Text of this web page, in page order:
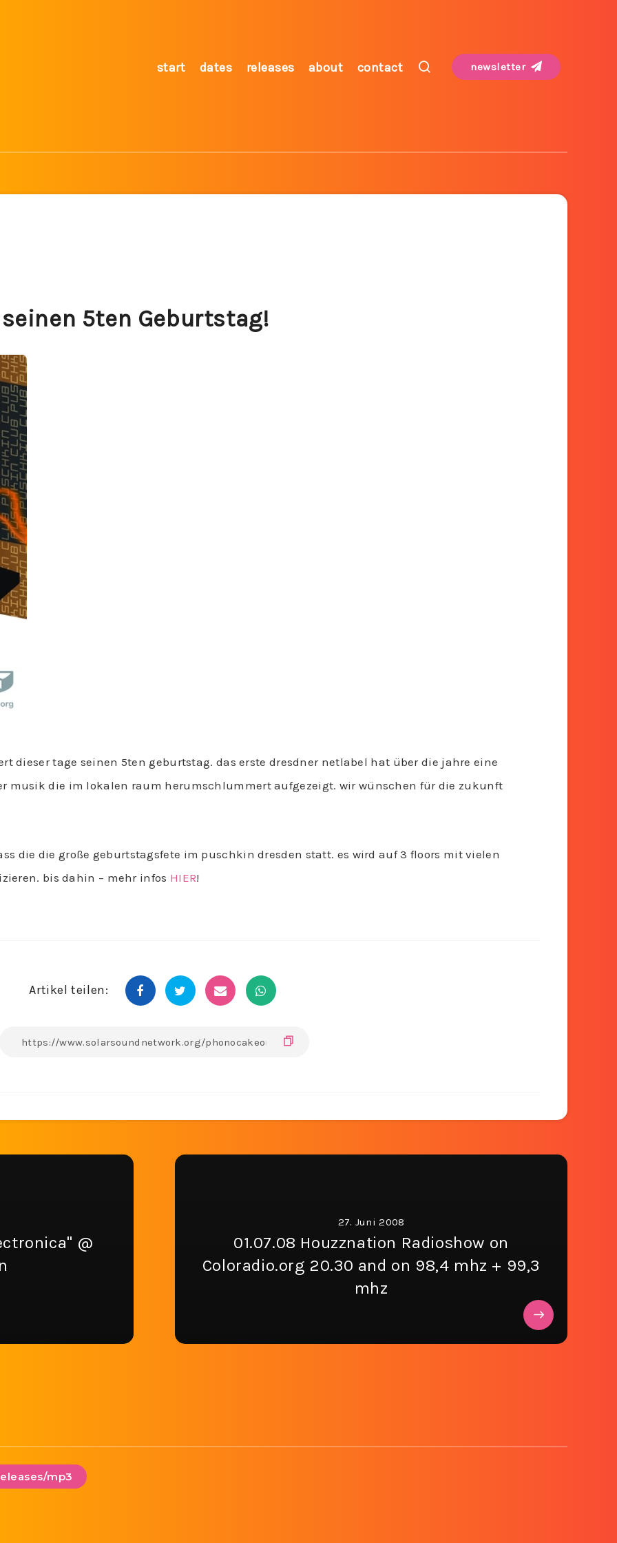
start dates releases about contact newsletter
5ten Geburtstag!
dieser tage seinen 5ten geburtstag. das erste dresdner netlabel hat über die jahre eine
musik die im lokalen raum herumschlummert aufgezeigt. wir wünschen für die zukunft
die die große geburtstagsfete im puschkin dresden statt. es wird auf 3 floors mit vielen
bis dahin – mehr infos HIER!
Artikel teilen:
@
27. Juni 2008
01.07.08 Houzznation Radioshow on
Coloradio.org 20.30 and on 98,4 mhz + 99,3
mhz
mp3